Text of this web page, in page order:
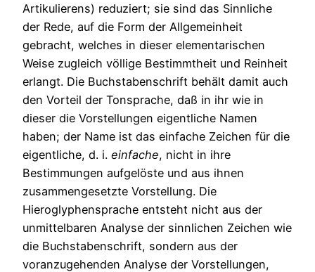
Artikulierens) reduziert; sie sind das Sinnliche
der Rede, auf die Form der Allgemeinheit
gebracht, welches in dieser elementarischen
Weise zugleich völlige Bestimmtheit und Reinheit
erlangt. Die Buchstabenschrift behält damit auch
den Vorteil der Tonsprache, daß in ihr wie in
dieser die Vorstellungen eigentliche Namen
haben; der Name ist das einfache Zeichen für die
eigentliche, d. i. einfache, nicht in ihre
Bestimmungen aufgelöste und aus ihnen
zusammengesetzte Vorstellung. Die
Hieroglyphensprache entsteht nicht aus der
unmittelbaren Analyse der sinnlichen Zeichen wie
die Buchstabenschrift, sondern aus der
voranzugehenden Analyse der Vorstellungen,